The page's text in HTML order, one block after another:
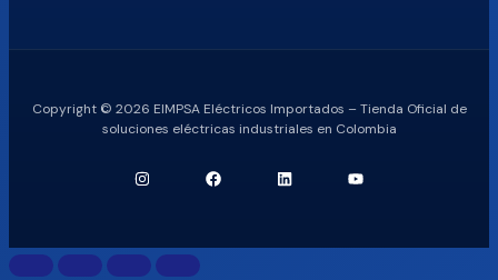
Copyright © 2026 EIMPSA Eléctricos Importados – Tienda Oficial de
soluciones eléctricas industriales en Colombia